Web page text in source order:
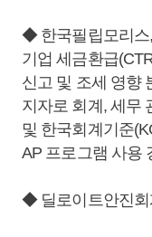
◆ 한국필립모리스
기업 세금환급
신고 및 조세 영향
지자로 회계, 세무
및 한국회계기준
AP 프로그램 사용
◆ 딜로이트안진회